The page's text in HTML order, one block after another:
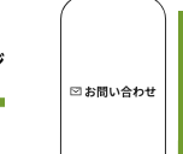
お問い合わせ